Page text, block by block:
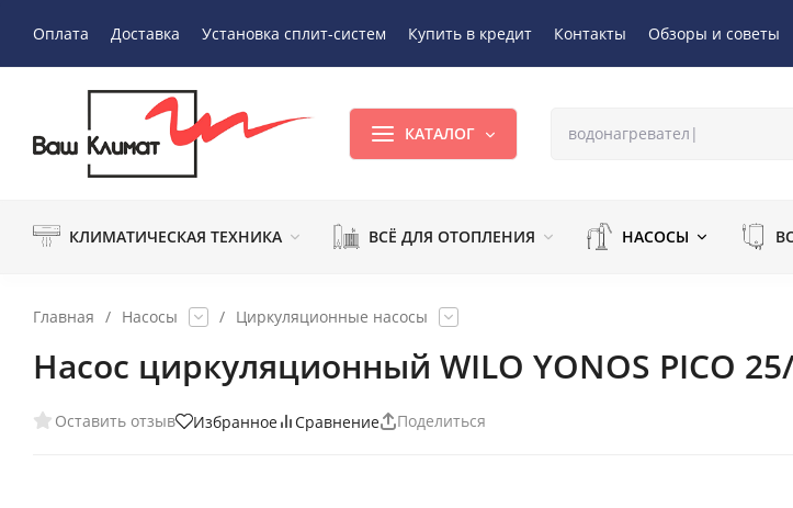
Оплата Доставка Установка сплит-систем Купить в кредит Контакты Обзоры и советы
КАТАЛОГ
КЛИМАТИЧЕСКАЯ ТЕХНИКА ВСЁ ДЛЯ ОТОПЛЕНИЯ НАСОСЫ
Главная / Насосы / Циркуляционные насосы
Насос циркуляционный WILO YONOS PICO
Оставить отзыв Избранное Сравнение Поделиться